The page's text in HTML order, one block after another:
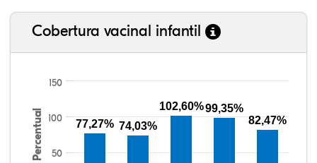
Cobertura vacinal infantil
Percentual 50
100
150
77,27% 74,03%
102,60%99,35%
82,47%